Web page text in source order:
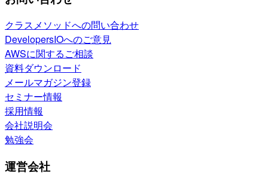
クラスメソッドへの問い合わせ
DevelopersIOへのご意見
AWSに関するご相談
資料ダウンロード
メールマガジン登録
セミナー情報
採用情報
会社説明会
勉強会
運営会社